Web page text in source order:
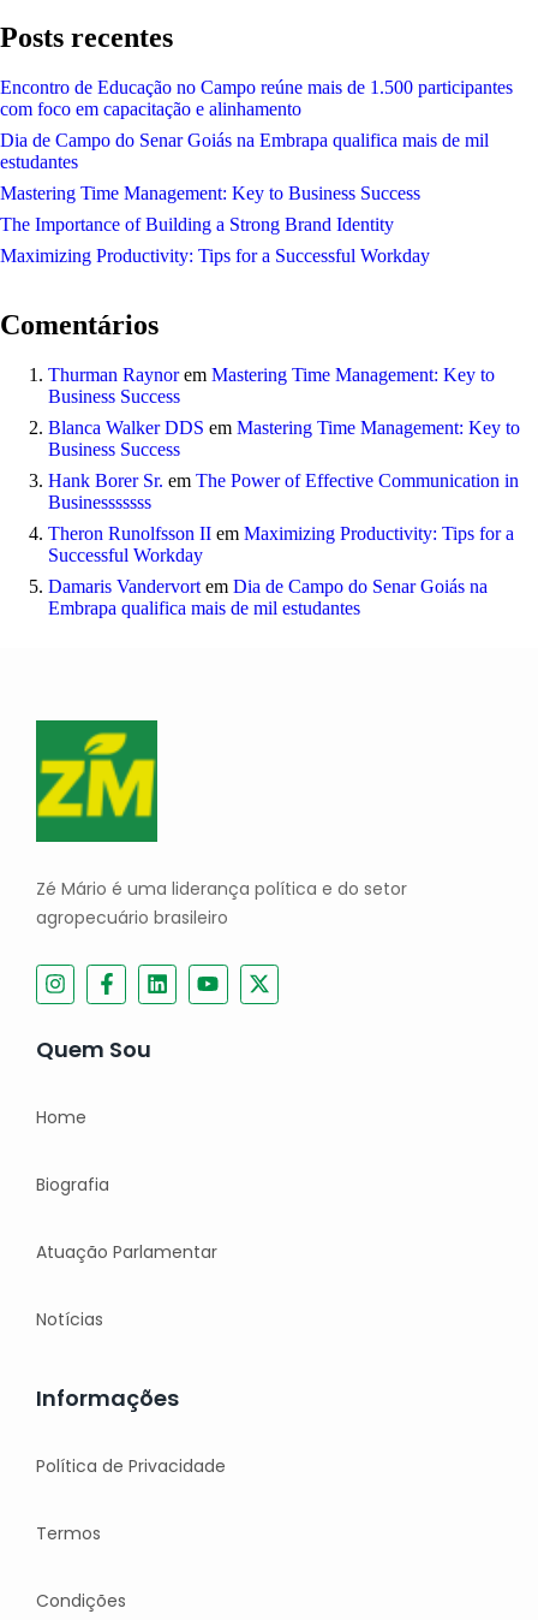
Posts recentes
Encontro de Educação no Campo reúne mais de 1.500 participantes
com foco em capacitação e alinhamento
Dia de Campo do Senar Goiás na Embrapa qualifica mais de mil
estudantes
Mastering Time Management: Key to Business Success
The Importance of Building a Strong Brand Identity
Maximizing Productivity: Tips for a Successful Workday
Comentários
Thurman Raynorem Mastering Time Management: Key to
Business Success
Blanca Walker DDS em Mastering Time Management: Key to
Business Success
Hank Borer Sr. em The Power of Effective Communication in
Businesssssss
Theron Runolfsson II em Maximizing Productivity: Tips for a
Successful Workday
Damaris Vandervort em Dia de Campo do Senar Goiás na
Embrapa qualifica mais de mil estudantes
Zé Mário é uma liderança política e do setor
agropecuário brasileiro
Quem Sou
Home
Biografia
Atuação Parlamentar
Notícias
Informações
Política de Privacidade
Termos
Condições